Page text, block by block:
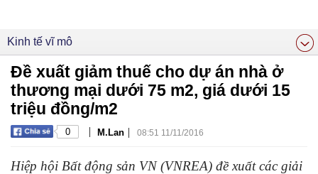
Kinh tế vĩ mô
Đề xuất giảm thuế cho dự án nhà ở
thương mại dưới 75 m2, giá dưới 15
triệu đồng/m2
0 | M.Lan | 08:51 11/11/2016
Hiệp hội Bất động sản VN (VNREA) đề xuất các giải